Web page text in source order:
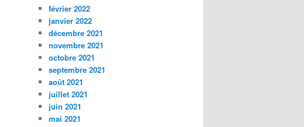
février 2022
janvier 2022
décembre 2021
novembre 2021
octobre 2021
septembre 2021
août 2021
juillet 2021
juin 2021
mai 2021